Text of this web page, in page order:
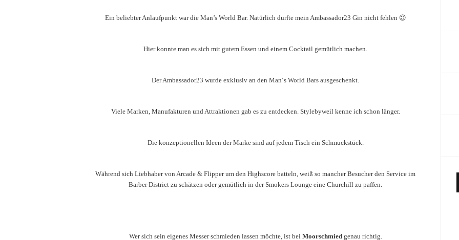
Ein beliebter Anlaufpunkt war die Man’s World Bar. Natürlich durfte mein Ambassador23 Gin nicht fehlen 😉
Hier konnte man es sich mit gutem Essen und einem Cocktail gemütlich machen.
Der Ambassador23 wurde exklusiv an den Man‘s World Bars ausgeschenkt.
Viele Marken, Manufakturen und Attraktionen gab es zu entdecken. Stylebyweil kenne ich schon länger.
Die konzeptionellen Ideen der Marke sind auf jedem Tisch ein Schmuckstück.
Während sich Liebhaber von Arcade & Flipper um den Highscore batteln, weiß so mancher Besucher den Service im
Barber District zu schätzen oder gemütlich in der Smokers Lounge eine Churchill zu paffen.
Wer sich sein eigenes Messer schmieden lassen möchte, ist bei Moorschmiedgenau richtig.